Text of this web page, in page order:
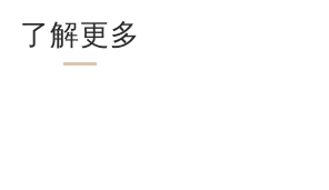
了解更多